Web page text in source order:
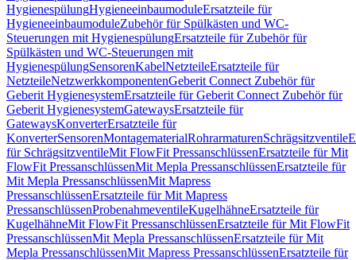
HygienespülungHygieneeinbaumoduleErsatzteile für
HygieneeinbaumoduleZubehör für Spülkästen und WC-
Steuerungen mit HygienespülungErsatzteile für Zubehör für
Spülkästen und WC-Steuerungen mit
HygienespülungSensorenKabelNetzteileErsatzteile für
NetzteileNetzwerkkomponentenGeberit Connect Zubehör für
Geberit HygienesystemErsatzteile für Geberit Connect Zubehör für
Geberit HygienesystemGatewaysErsatzteile für
GatewaysKonverterErsatzteile für
KonverterSensorenMontagematerialRohrarmaturenSchrägsitzventile
für SchrägsitzventileMit FlowFit PressanschlüssenErsatzteile für Mit
FlowFit PressanschlüssenMit Mepla PressanschlüssenErsatzteile für
Mit Mepla PressanschlüssenMit Mapress
PressanschlüssenErsatzteile für Mit Mapress
PressanschlüssenProbenahmeventileKugelhähneErsatzteile für
KugelhähneMit FlowFit PressanschlüssenErsatzteile für Mit FlowFit
PressanschlüssenMit Mepla PressanschlüssenErsatzteile für Mit
Mepla PressanschlüssenMit Mapress PressanschlüssenErsatzteile für